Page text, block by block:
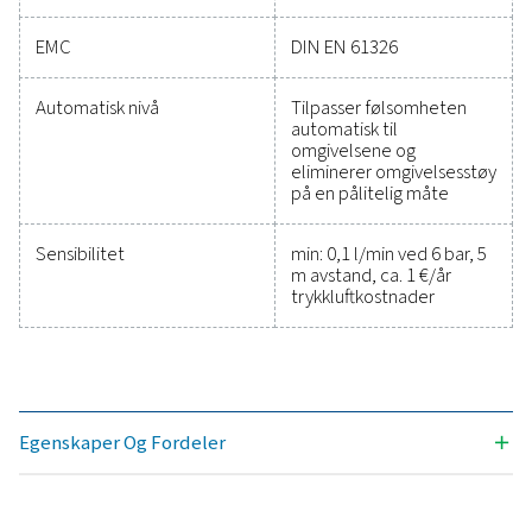
Kontakt våre eksperter på måleutstyr
Generelle
Driftsfrekvens 40 kHz ± 2 kHz